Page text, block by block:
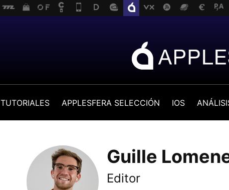
TUTORIALES APPLESFERA SELECCIÓN IOS
Guille
Editor